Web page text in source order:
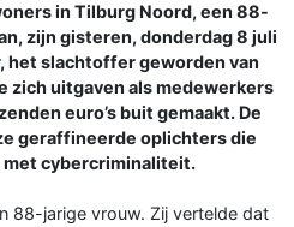
in Tilburg Noord, een 88-
zijn gisteren, donderdag 8 juli
het slachtoffer geworden van
zich uitgaven als medewerkers
euro’s buit gemaakt. De
geraffineerde oplichters die
cybercriminaliteit.
88-jarige vrouw. Zij vertelde dat